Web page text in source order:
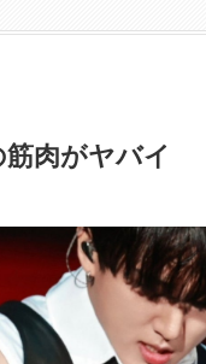
肉がヤバイ